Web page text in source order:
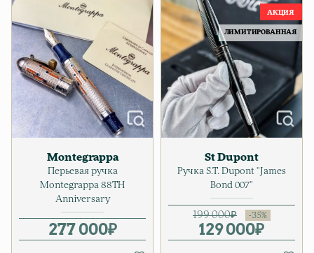
Montegrappa
Перьевая ручка
Montegrappa 88TH
Anniversary
277 000₽
ЛИМИТИРОВАННАЯ
St Dupont
Ручка S.T. Dupont "James
Bond 007"
199 000₽
129 000₽
Текущая